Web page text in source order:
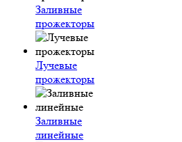
Заливные
прожекторы
Лучевые
прожекторы
Заливные
линейные